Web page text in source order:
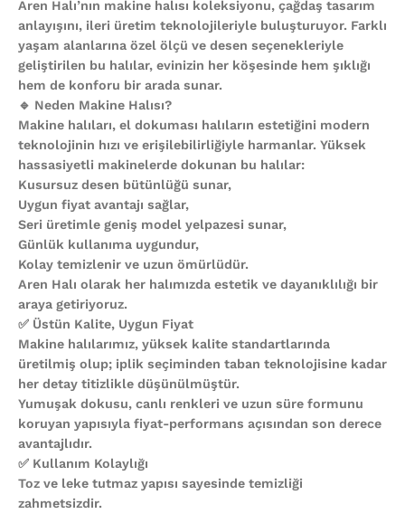
Aren Halı’nın makine halısı koleksiyonu, çağdaş tasarım
anlayışını, ileri üretim teknolojileriyle buluşturuyor. Farklı
yaşam alanlarına özel ölçü ve desen seçenekleriyle
geliştirilen bu halılar, evinizin her köşesinde hem şıklığı
hem de konforu bir arada sunar.
🔹 Neden Makine Halısı?
Makine halıları, el dokuması halıların estetiğini modern
teknolojinin hızı ve erişilebilirliğiyle harmanlar. Yüksek
hassasiyetli makinelerde dokunan bu halılar:
Kusursuz desen bütünlüğü sunar,
Uygun fiyat avantajı sağlar,
Seri üretimle geniş model yelpazesi sunar,
Günlük kullanıma uygundur,
Kolay temizlenir ve uzun ömürlüdür.
Aren Halı olarak her halımızda estetik ve dayanıklılığı bir
araya getiriyoruz.
✅ Üstün Kalite, Uygun Fiyat
Makine halılarımız, yüksek kalite standartlarında
üretilmiş olup; iplik seçiminden taban teknolojisine kadar
her detay titizlikle düşünülmüştür.
Yumuşak dokusu, canlı renkleri ve uzun süre formunu
koruyan yapısıyla fiyat-performans açısından son derece
avantajlıdır.
✅ Kullanım Kolaylığı
Toz ve leke tutmaz yapısı sayesinde temizliği
zahmetsizdir.